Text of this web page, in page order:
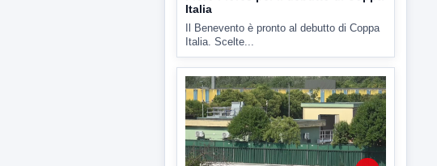
7 AGOSTO 2026
Benevento Calcio: Le scelte di
Floro Flores per il debutto di Coppa
Italia
Il Benevento è pronto al debutto di Coppa
Italia. Scelte...